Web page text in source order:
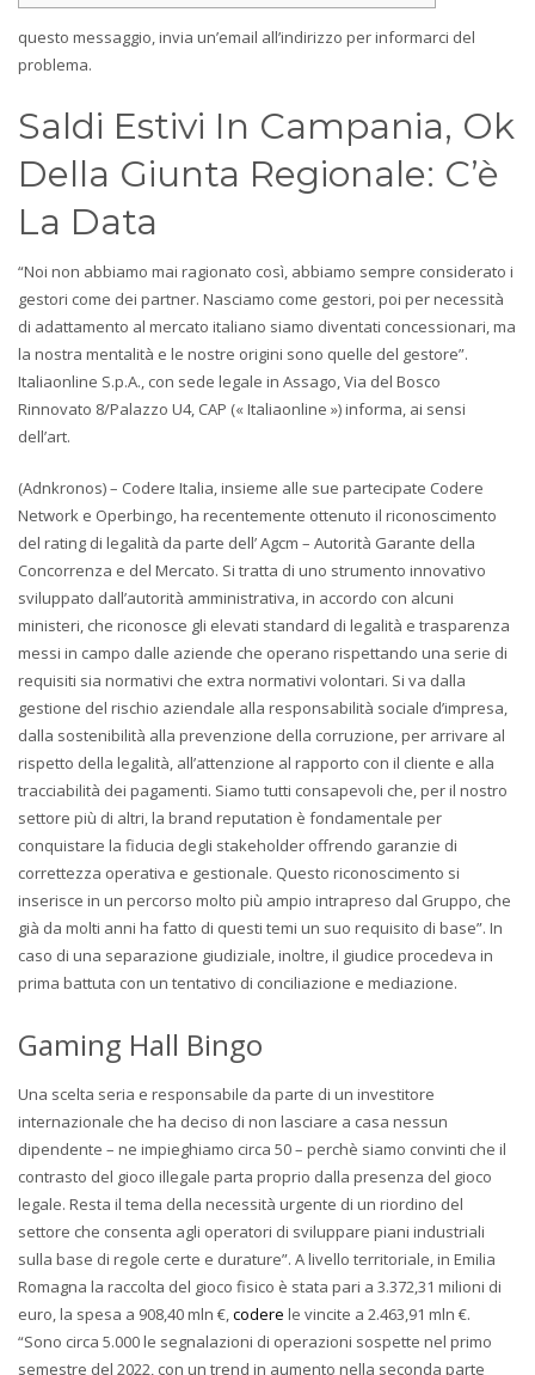
questo messaggio, invia un’email all’indirizzo per informarci del
problema.
Saldi Estivi In Campania, Ok
Della Giunta Regionale: C’è
La Data
“Noi non abbiamo mai ragionato così, abbiamo sempre considerato i
gestori come dei partner. Nasciamo come gestori, poi per necessità
di adattamento al mercato italiano siamo diventati concessionari, ma
la nostra mentalità e le nostre origini sono quelle del gestore”.
Italiaonline S.p.A., con sede legale in Assago, Via del Bosco
Rinnovato 8/Palazzo U4, CAP (« Italiaonline ») informa, ai sensi
dell’art.
(Adnkronos) – Codere Italia, insieme alle sue partecipate Codere
Network e Operbingo, ha recentemente ottenuto il riconoscimento
del rating di legalità da parte dell’ Agcm – Autorità Garante della
Concorrenza e del Mercato. Si tratta di uno strumento innovativo
sviluppato dall’autorità amministrativa, in accordo con alcuni
ministeri, che riconosce gli elevati standard di legalità e trasparenza
messi in campo dalle aziende che operano rispettando una serie di
requisiti sia normativi che extra normativi volontari. Si va dalla
gestione del rischio aziendale alla responsabilità sociale d’impresa,
dalla sostenibilità alla prevenzione della corruzione, per arrivare al
rispetto della legalità, all’attenzione al rapporto con il cliente e alla
tracciabilità dei pagamenti. Siamo tutti consapevoli che, per il nostro
settore più di altri, la brand reputation è fondamentale per
conquistare la fiducia degli stakeholder offrendo garanzie di
correttezza operativa e gestionale. Questo riconoscimento si
inserisce in un percorso molto più ampio intrapreso dal Gruppo, che
già da molti anni ha fatto di questi temi un suo requisito di base”. In
caso di una separazione giudiziale, inoltre, il giudice procedeva in
prima battuta con un tentativo di conciliazione e mediazione.
Gaming Hall Bingo
Una scelta seria e responsabile da parte di un investitore
internazionale che ha deciso di non lasciare a casa nessun
dipendente – ne impieghiamo circa 50 – perchè siamo convinti che il
contrasto del gioco illegale parta proprio dalla presenza del gioco
legale. Resta il tema della necessità urgente di un riordino del
settore che consenta agli operatori di sviluppare piani industriali
sulla base di regole certe e durature”. A livello territoriale, in Emilia
Romagna la raccolta del gioco fisico è stata pari a 3.372,31 milioni di
euro, la spesa a 908,40 mln €,codere le vincite a 2.463,91 mln €.
“Sono circa 5.000 le segnalazioni di operazioni sospette nel primo
semestre del 2022, con un trend in aumento nella seconda parte